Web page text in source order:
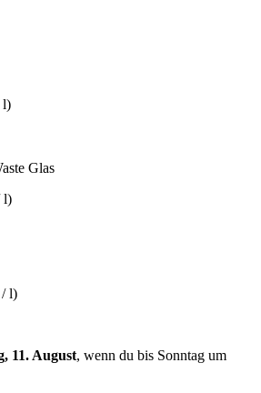
l)
Glas
l)
/ l)
11. August, wenn du bis Sonntag um